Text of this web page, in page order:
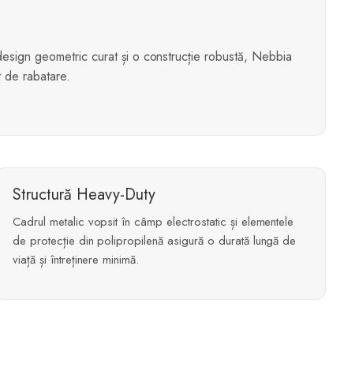
geometric curat și o construcție robustă, Nebbia
de rabatare.
Structură Heavy-Duty
Cadrul metalic vopsit în câmp electrostatic și elementele
de protecție din polipropilenă asigură o durată lungă de
viață și întreținere minimă.